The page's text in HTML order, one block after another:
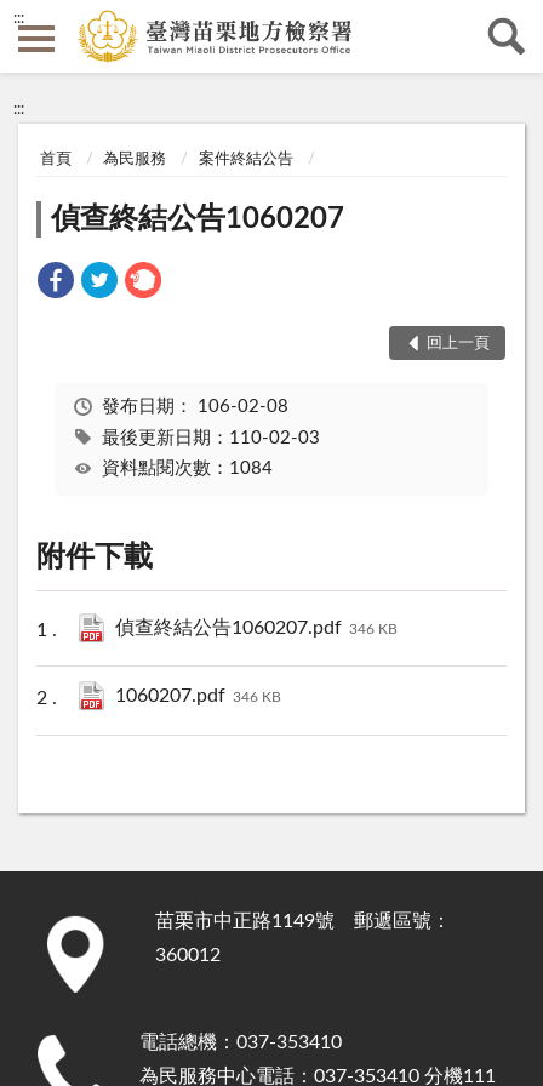
:::
:::
首頁 為民服務 案件終結公告
偵查終結公告1060207
回上一頁
發布日期： 106-02-08
最後更新日期：110-02-03
資料點閱次數：1084
附件下載
偵查終結公告1060207.pdf 346 KB
1060207.pdf 346 KB
苗栗市中正路1149號 郵遞區號：
360012
電話總機：037-353410
為民服務中心電話：037-353410 分機111